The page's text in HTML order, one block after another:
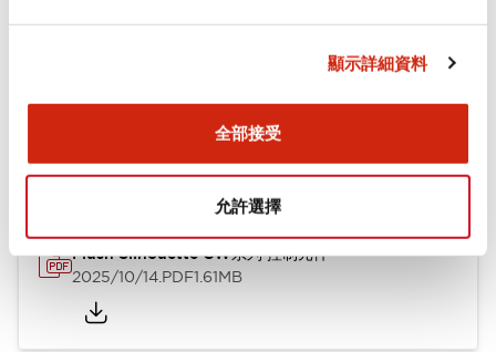
顯示詳細資料
全部接受
允許選擇
型錄和宣傳手冊 CAD檔 認證與標準
Flush Silhouette CW系列 控制元件
2025/10/14.PDF1.61MB